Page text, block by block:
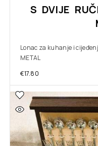
S DVIJE
Lonac za kuhanje i
METAL
€17.80